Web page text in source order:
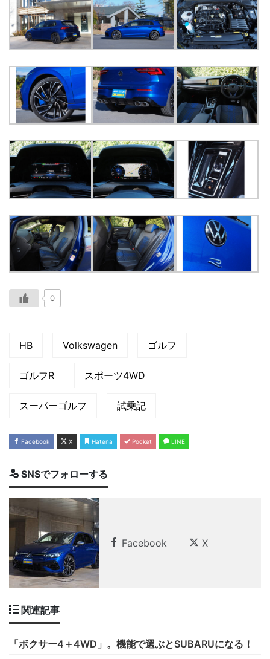
0
HB Volkswagen ゴルフ
ゴルフR スポーツ4WD
スーパーゴルフ 試乗記
Facebook X Hatena Pocket LINE
SNSでフォローする
Facebook X
関連記事
「ボクサー4＋4WD」。機能で選ぶとSUBARUになる！